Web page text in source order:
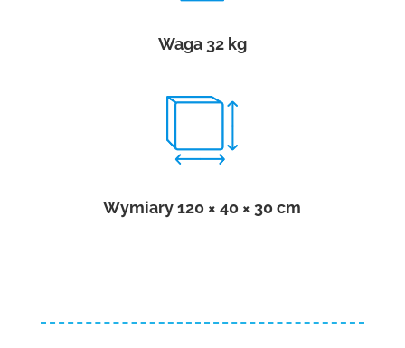
Waga 32 kg
Wymiary 120 × 40 × 30 cm